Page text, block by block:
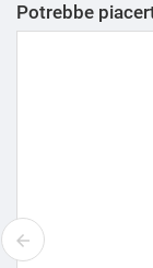
Potrebbe